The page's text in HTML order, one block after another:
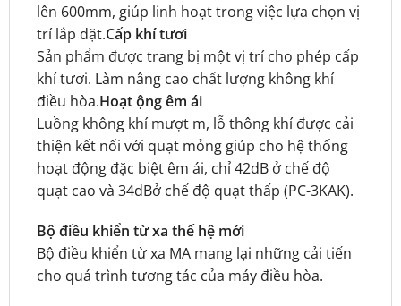
lên 600mm, giúp linh hoạt trong việc lựa chọn vị
trí lắp đặt.Cấp khí tươi
Sản phẩm được trang bị một vị trí cho phép cấp
khí tươi. Làm nâng cao chất lượng không khí
điều hòa.Hoạt ộng êm ái
Luồng không khí mượt m, lỗ thông khí được cải
thiện kết nối với quạt mỏng giúp cho hệ thống
hoạt động đặc biệt êm ái, chỉ 42dB ở chế độ
quạt cao và 34dBở chế độ quạt thấp (PC-3KAK).
Bộ điều khiển từ xa thế hệ mới
Bộ điều khiển từ xa MA mang lại những cải tiến
cho quá trình tương tác của máy điều hòa.